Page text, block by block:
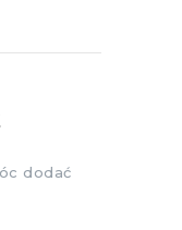
dodać